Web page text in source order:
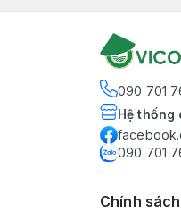
090 701
Hệ thống
090 701
Chính sách